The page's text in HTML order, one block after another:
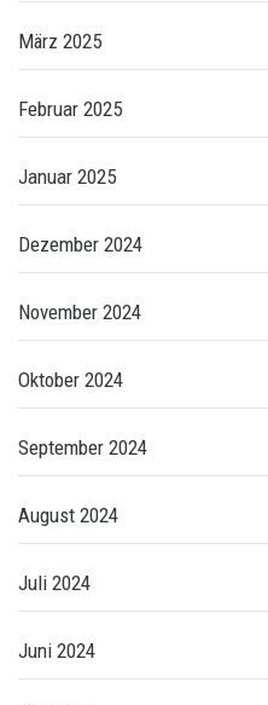
März 2025
Februar 2025
Januar 2025
Dezember 2024
November 2024
Oktober 2024
September 2024
August 2024
Juli 2024
Juni 2024